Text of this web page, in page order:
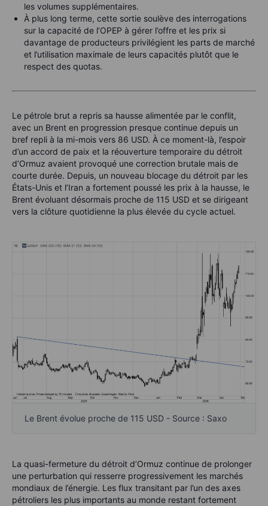
les volumes supplémentaires.
À plus long terme, cette sortie soulève des interrogations
sur la capacité de l’OPEP à gérer l’offre et les prix si
davantage de producteurs privilégient les parts de marché
et l’utilisation maximale de leurs capacités plutôt que le
respect des quotas.
Le pétrole brut a repris sa hausse alimentée par le conflit,
avec un Brent en progression presque continue depuis un
bref repli à la mi-mois vers 86 USD. À ce moment-là, l’espoir
d’un accord de paix et la réouverture temporaire du détroit
d’Ormuz avaient provoqué une correction brutale mais de
courte durée. Depuis, un nouveau blocage du détroit par les
États-Unis et l’Iran a fortement poussé les prix à la hausse, le
Brent évoluant désormais proche de 115 USD et se dirigeant
vers la clôture quotidienne la plus élevée du cycle actuel.
Le Brent évolue proche de 115 USD - Source : Saxo
La quasi-fermeture du détroit d’Ormuz continue de prolonger
une perturbation qui resserre progressivement les marchés
mondiaux de l’énergie. Les flux transitant par l’un des axes
pétroliers les plus importants au monde restant fortement